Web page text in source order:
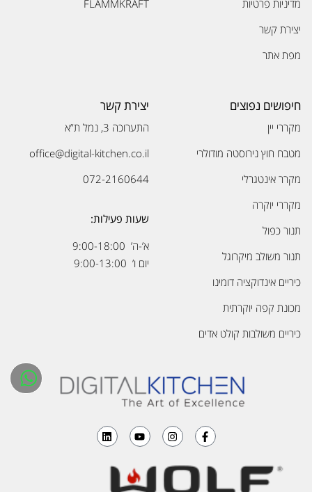
מדיניות פרטיות
יצירת קשר
מפת אתר
FLAMMKRAFT
חיפושים נפוצים
מקררי יין
מטבח חוץ נירוסטה מודולרי
מקרר אינטגרלי
מקררי יוקרה
תנור כפול
תנור משולב מיקרוגל
כיריים אינדוקציה דומינו
מכונת קפה יוקרתית
כיריים משולבות קולט אדים
יצירת קשר
התערוכה 3, נמל ת”א
office@digital-kitchen.co.il
072-2160644
שעות פעילות:
א’-ה’ 9:00-18:00
יום ו’ 9:00-13:00